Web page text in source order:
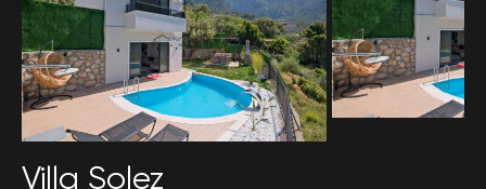
Villa Solez